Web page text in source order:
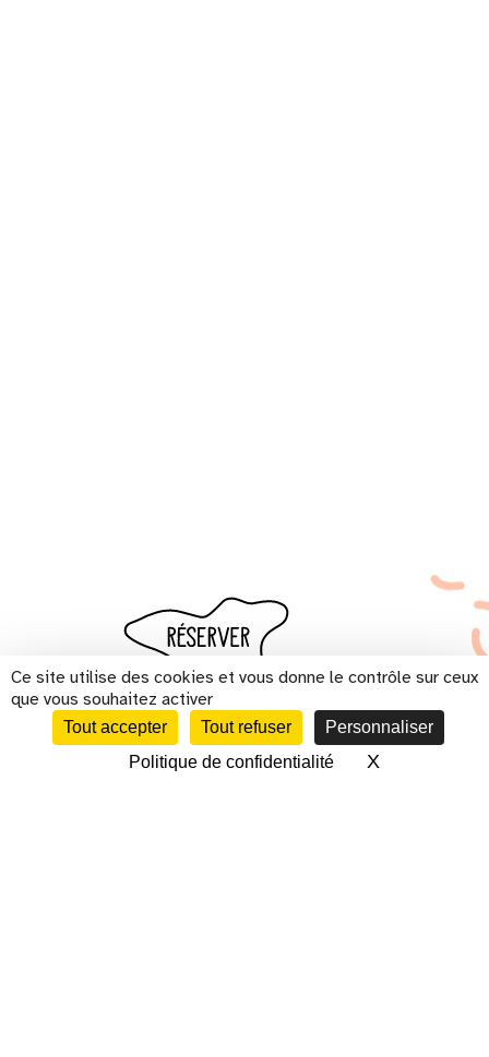
Ce site utilise des cookies et vous donne le contrôle sur ceux
que vous souhaitez activer
Tout accepter Tout refuser
Personnaliser
Politique de confidentialité
XMasquer le
CALENDRIER